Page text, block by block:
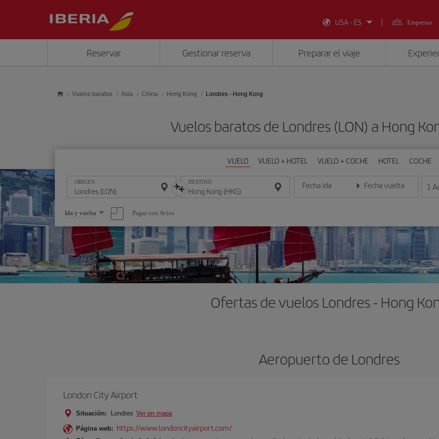
USA - ES
Empresas
Reservar Gestionar reserva Preparar el viaje
Vuelos baratos Asia China Hong Kong Londres - Hong Kong
Vuelos baratos de Londres (LON) a Hong
VUELO VUELO + HOTEL VUELO + COCHE HOTEL COCHE
ORIGEN DESTINO Fecha ida
Introduce la fecha en formato día/mes/año
Fecha vuelta
Introduce la fecha en 1
Seleccione
una
opción
Ida y vuelta Pagar con Avios
Ofertas de vuelos Londres - Hong
Aeropuerto de Londres
London City Airport
Situación: Londres Ver en mapa
Página web: https://www.londoncityairport.com/